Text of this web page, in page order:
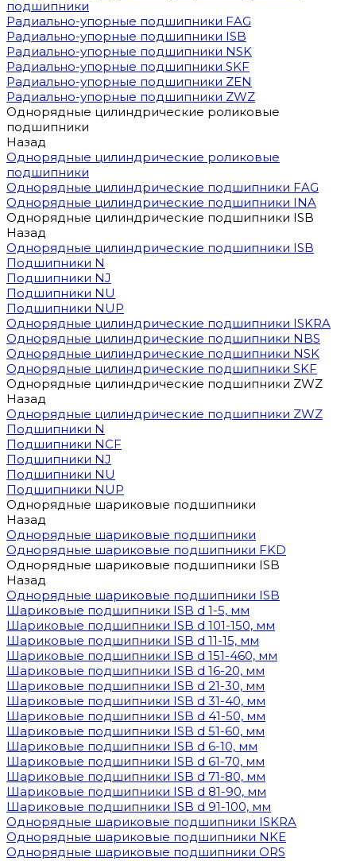
подшипники
Радиально-упорные подшипники FAG
Радиально-упорные подшипники ISB
Радиально-упорные подшипники NSK
Радиально-упорные подшипники SKF
Радиально-упорные подшипники ZEN
Радиально-упорные подшипники ZWZ
Однорядные цилиндрические роликовые
подшипники
Назад
Однорядные цилиндрические роликовые
подшипники
Однорядные цилиндрические подшипники FAG
Однорядные цилиндрические подшипники INA
Однорядные цилиндрические подшипники ISB
Назад
Однорядные цилиндрические подшипники ISB
Подшипники N
Подшипники NJ
Подшипники NU
Подшипники NUP
Однорядные цилиндрические подшипники ISKRA
Однорядные цилиндрические подшипники NBS
Однорядные цилиндрические подшипники NSK
Однорядные цилиндрические подшипники SKF
Однорядные цилиндрические подшипники ZWZ
Назад
Однорядные цилиндрические подшипники ZWZ
Подшипники N
Подшипники NCF
Подшипники NJ
Подшипники NU
Подшипники NUP
Однорядные шариковые подшипники
Назад
Однорядные шариковые подшипники
Однорядные шариковые подшипники FKD
Однорядные шариковые подшипники ISB
Назад
Однорядные шариковые подшипники ISB
Шариковые подшипники ISB d 1-5, мм
Шариковые подшипники ISB d 101-150, мм
Шариковые подшипники ISB d 11-15, мм
Шариковые подшипники ISB d 151-460, мм
Шариковые подшипники ISB d 16-20, мм
Шариковые подшипники ISB d 21-30, мм
Шариковые подшипники ISB d 31-40, мм
Шариковые подшипники ISB d 41-50, мм
Шариковые подшипники ISB d 51-60, мм
Шариковые подшипники ISB d 6-10, мм
Шариковые подшипники ISB d 61-70, мм
Шариковые подшипники ISB d 71-80, мм
Шариковые подшипники ISB d 81-90, мм
Шариковые подшипники ISB d 91-100, мм
Однорядные шариковые подшипники ISKRA
Однорядные шариковые подшипники NKE
Однорядные шариковые подшипники ORS